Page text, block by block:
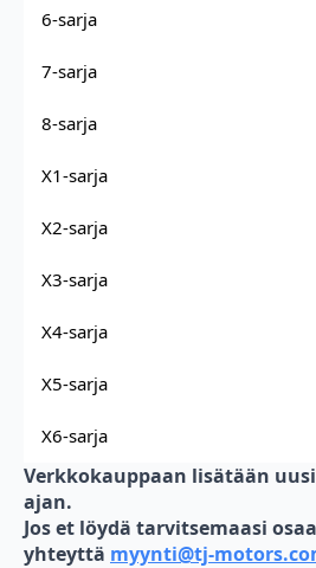
6-sarja
7-sarja
8-sarja
X1-sarja
X2-sarja
X3-sarja
X4-sarja
X5-sarja
X6-sarja
Verkkokauppaan lisätään
ajan.
Jos et löydä tarvitsemaasi
yhteyttä myynti@tj-